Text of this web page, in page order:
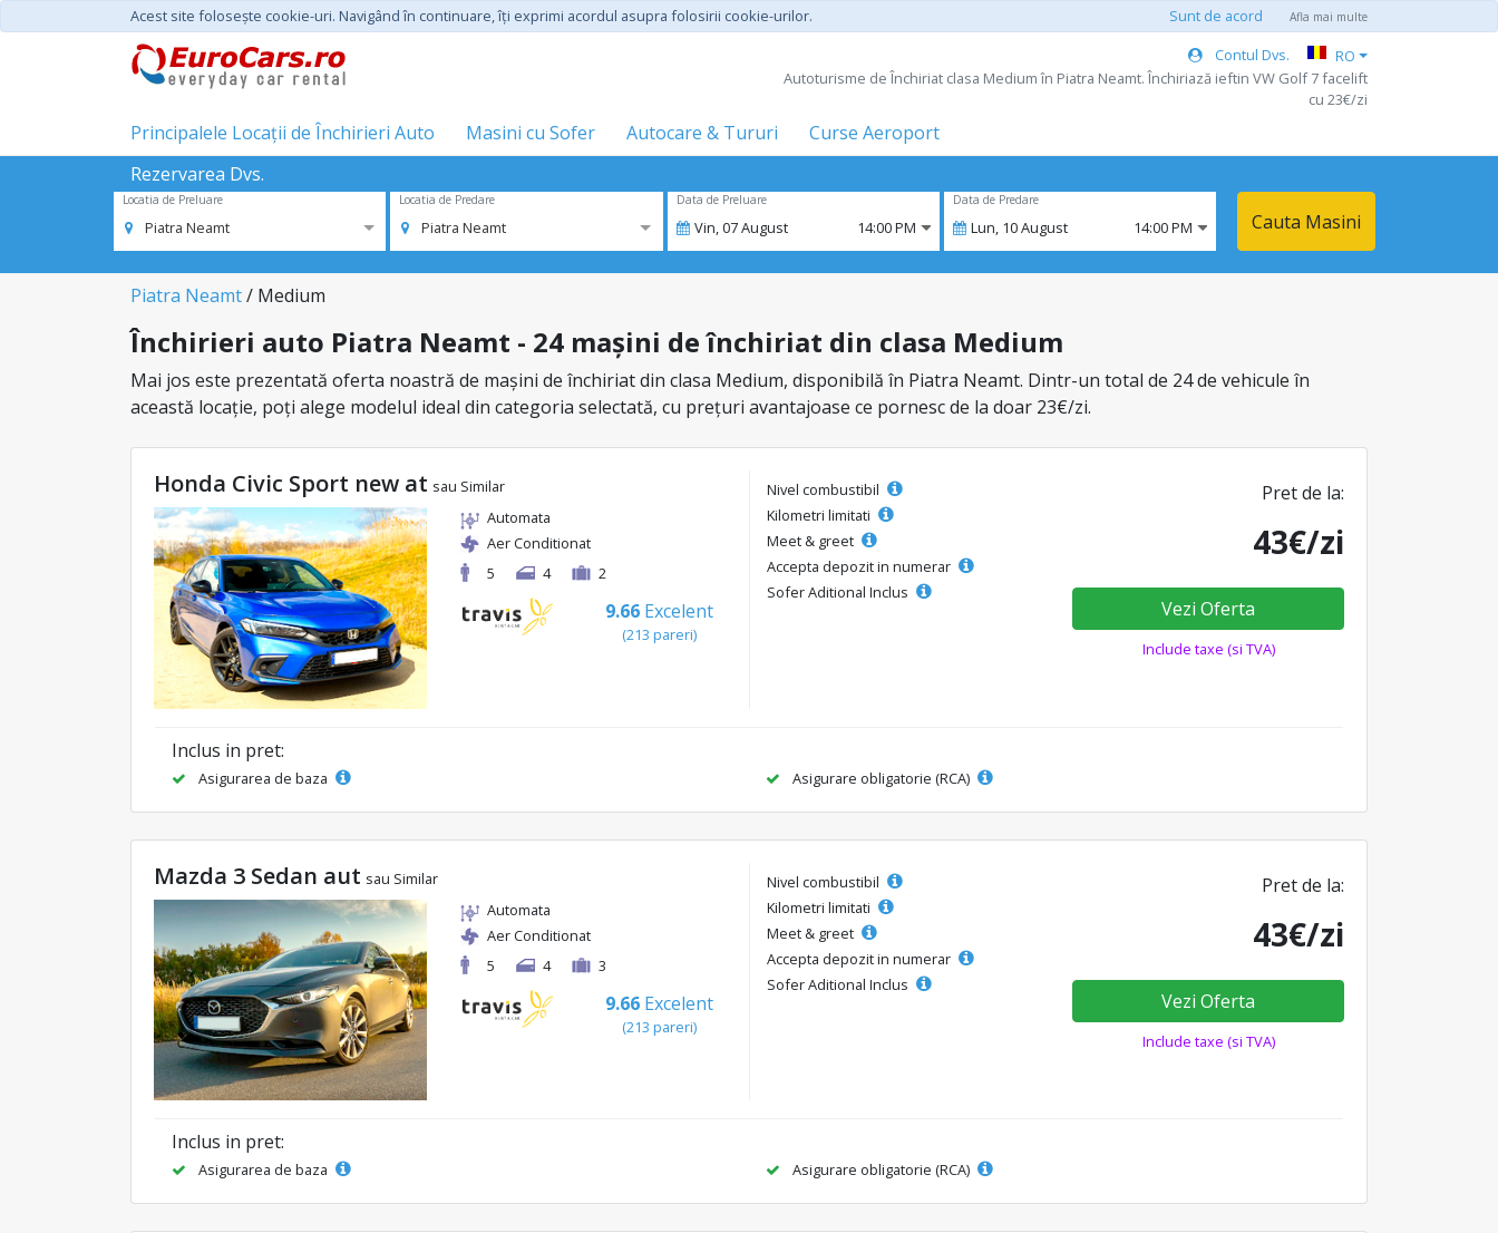
Acest site foloseşte cookie-uri. Navigând în continuare, îţi exprimi acordul asupra folosirii cookie-urilor. Sunt de acord Afla mai multe
Contul Dvs.
RO
Autoturisme de Închiriat clasa Medium în Piatra Neamt. Închiriază ieftin VW Golf 7 facelift
cu 23€/zi
Principalele Locații de Închirieri Auto Masini cu Sofer Autocare & Tururi
Curse Aeroport
Rezervarea Dvs.
Locatia de Preluare
Piatra Neamt
Locatia de Predare
Piatra Neamt
Data de Preluare
Vin,07August 14:00 PM
Data de Predare
Lun, 10August 14:00 PM Cauta Masini
Piatra Neamt/ Medium
Închirieri auto Piatra Neamt - 24 mașini de închiriat din clasa Medium
Mai jos este prezentată oferta noastră de mașini de închiriat din clasa Medium, disponibilă în Piatra Neamt. Dintr-un total de 24 de vehicule în
această locație, poți alege modelul ideal din categoria selectată, cu prețuri avantajoase ce pornesc de la doar 23€/zi.
Honda Civic Sport new at sau Similar
Automata
Aer Conditionat
5
4 2
9.66 Excelent
(213 pareri)
Nivel combustibil
Kilometri limitati
Meet & greet
Accepta depozit in numerar
Sofer Aditional Inclus
Pret de la:
43€/zi
Vezi Oferta
Include taxe (si TVA)
Inclus in pret:
Asigurarea de baza Asigurare obligatorie (RCA)
Mazda 3 Sedan aut sau Similar
Automata
Aer Conditionat
5
4 3
9.66 Excelent
(213 pareri)
Nivel combustibil
Kilometri limitati
Meet & greet
Accepta depozit in numerar
Sofer Aditional Inclus
Pret de la:
43€/zi
Vezi Oferta
Include taxe (si TVA)
Inclus in pret:
Asigurarea de baza Asigurare obligatorie (RCA)